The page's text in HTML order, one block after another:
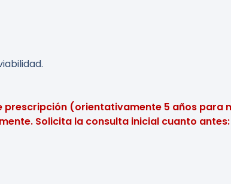
prescripción (orientativamente 5 años para
Solicita la consulta inicial cuanto